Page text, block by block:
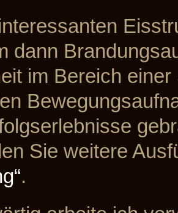
dann
im Bereich
Sie weitere
.